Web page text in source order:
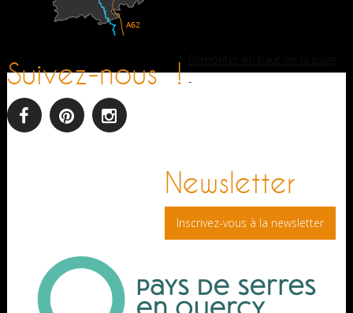
Suivez-nous !
Newsletter
Inscrivez-vous à la newsletter
-